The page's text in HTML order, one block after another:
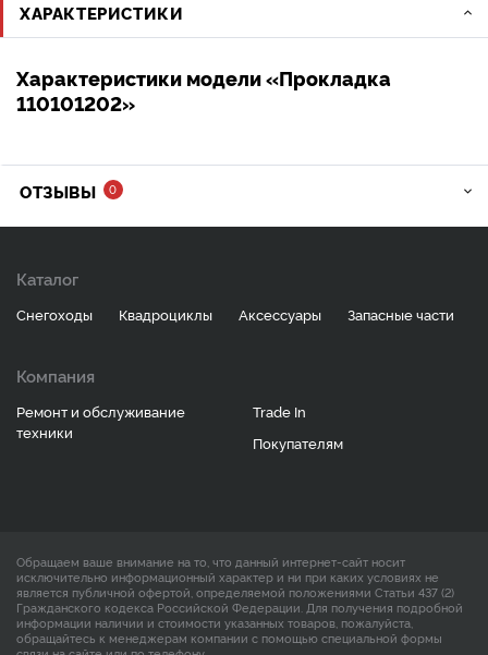
ХАРАКТЕРИСТИКИ
Характеристики модели «Прокладка
110101202»
ОТЗЫВЫ 0
Каталог
Снегоходы Квадроциклы Аксессуары Запасные части
Компания
Ремонт и обслуживание
техники
Trade In
Покупателям
Обращаем ваше внимание на то, что данный интернет-сайт носит
исключительно информационный характер и ни при каких условиях не
является публичной офертой, определяемой положениями Статьи 437 (2)
Гражданского кодекса Российской Федерации. Для получения подробной
информации наличии и стоимости указанных товаров, пожалуйста,
обращайтесь к менеджерам компании с помощью специальной формы